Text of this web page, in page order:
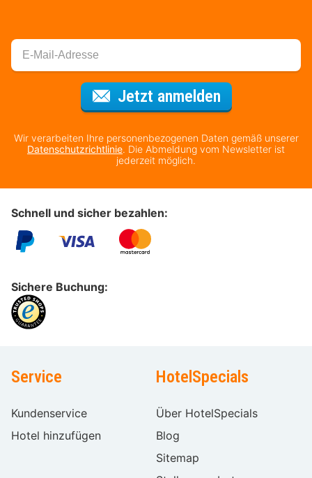
Jetzt anmeldenFür den
Wir verarbeiten Ihre personenbezogenen Daten gemäß unserer
Datenschutzrichtlinie. Die Abmeldung vom Newsletter ist
jederzeit möglich.
Schnell und sicher bezahlen:
Sichere Buchung:
Service
Kundenservice
Hotel hinzufügen
HotelSpecials
Über HotelSpecials
Blog
Sitemap